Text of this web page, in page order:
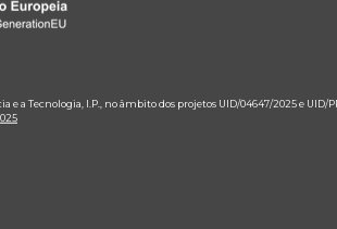
a Tecnologia, I.P., no âmbito dos projetos UID/04647/2025 e UID/